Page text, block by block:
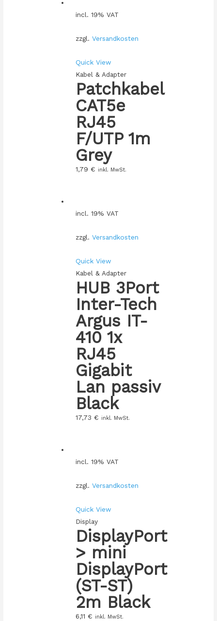
incl. 19% VAT
zzgl. Versandkosten
Quick View
Kabel & Adapter
Patchkabel
CAT5e
RJ45
F/UTP 1m
Grey
1,79 € inkl. MwSt.
incl. 19% VAT
zzgl. Versandkosten
Quick View
Kabel & Adapter
HUB 3Port
Inter-Tech
Argus IT-
410 1x
RJ45
Gigabit
Lan passiv
Black
17,73 € inkl. MwSt.
incl. 19% VAT
zzgl. Versandkosten
Quick View
Display
DisplayPort
> mini
DisplayPort
(ST-ST)
2m Black
6,11 € inkl. MwSt.